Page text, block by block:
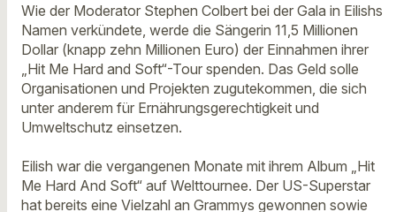
Wie der Moderator Stephen Colbert bei der Gala in Eilishs
Namen verkündete, werde die Sängerin 11,5 Millionen
Dollar (knapp zehn Millionen Euro) der Einnahmen ihrer
„Hit Me Hard and Soft“-Tour spenden. Das Geld solle
Organisationen und Projekten zugutekommen, die sich
unter anderem für Ernährungsgerechtigkeit und
Umweltschutz einsetzen.
Eilish war die vergangenen Monate mit ihrem Album „Hit
Me Hard And Soft“ auf Welttournee. Der US-Superstar
hat bereits eine Vielzahl an Grammys gewonnen sowie